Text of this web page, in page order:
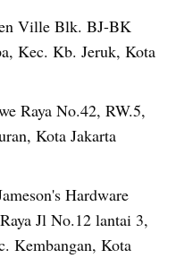
Ville Blk. BJ-BK
Kec. Kb. Jeruk, Kota
Raya No.42, RW.5,
Kota Jakarta
Hardware
Jl No.12 lantai 3,
Kembangan, Kota